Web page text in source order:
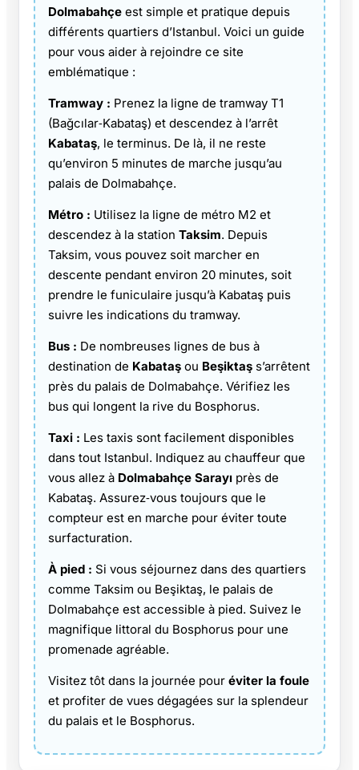
Dolmabahçe est simple et pratique depuis
différents quartiers d’Istanbul. Voici un guide
pour vous aider à rejoindre ce site
emblématique :
Tramway : Prenez la ligne de tramway T1
(Bağcılar‑Kabataş) et descendez à l’arrêt
Kabataş, le terminus. De là, il ne reste
qu’environ 5 minutes de marche jusqu’au
palais de Dolmabahçe.
Métro : Utilisez la ligne de métro M2 et
descendez à la station Taksim. Depuis
Taksim, vous pouvez soit marcher en
descente pendant environ 20 minutes, soit
prendre le funiculaire jusqu’à Kabataş puis
suivre les indications du tramway.
Bus : De nombreuses lignes de bus à
destination de Kabataş ou Beşiktaş s’arrêtent
près du palais de Dolmabahçe. Vérifiez les
bus qui longent la rive du Bosphorus.
Taxi : Les taxis sont facilement disponibles
dans tout Istanbul. Indiquez au chauffeur que
vous allez à Dolmabahçe Sarayı près de
Kabataş. Assurez‑vous toujours que le
compteur est en marche pour éviter toute
surfacturation.
À pied : Si vous séjournez dans des quartiers
comme Taksim ou Beşiktaş, le palais de
Dolmabahçe est accessible à pied. Suivez le
magnifique littoral du Bosphorus pour une
promenade agréable.
Visitez tôt dans la journée pour éviter la foule
et profiter de vues dégagées sur la splendeur
du palais et le Bosphorus.